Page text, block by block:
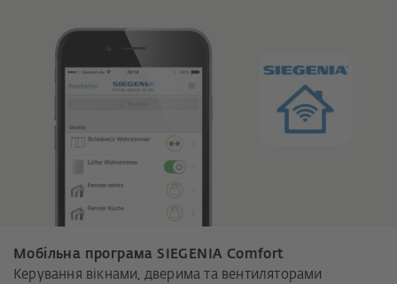
Мобільна програма SIEGENIA Comfort
Керування вікнами, дверима та вентиляторами